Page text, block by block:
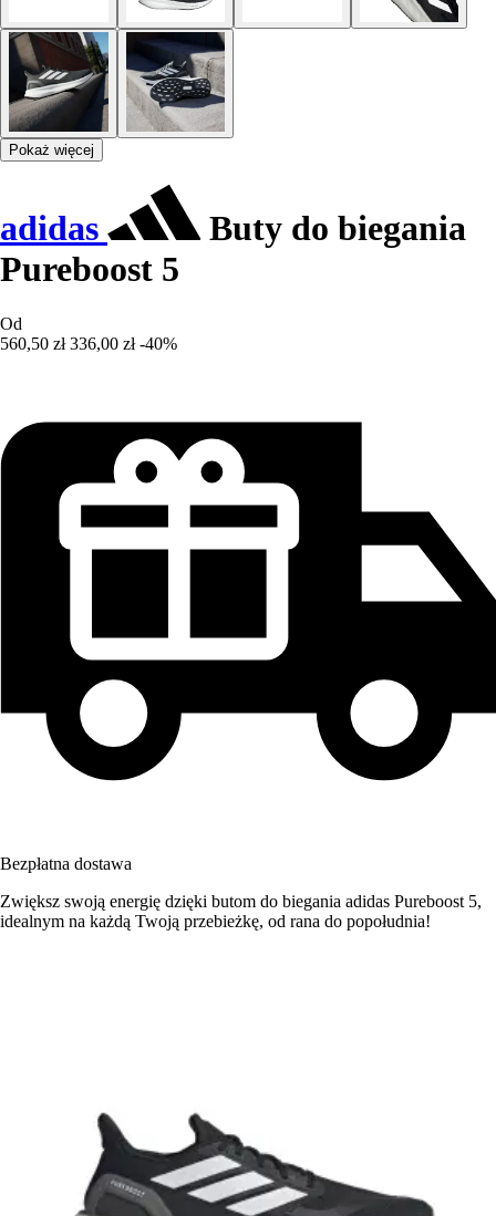
Pokaż więcej
adidas
Buty do biegania
Pureboost 5
Od
560,50 zł 336,00 zł -40%
Bezpłatna dostawa
Zwiększ swoją energię dzięki butom do biegania adidas Pureboost 5,
idealnym na każdą Twoją przebieżkę, od rana do popołudnia!